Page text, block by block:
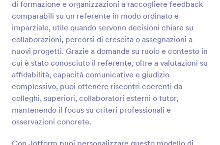
di formazione e organizzazioni a raccogliere feedback
comparabili su un referente in modo ordinato e
imparziale, utile quando servono decisioni chiare su
collaborazioni, percorsi di crescita o assegnazioni a
nuovi progetti. Grazie a domande su ruolo e contesto in
cui è stato conosciuto il referente, oltre a valutazioni su
affidabilità, capacità comunicative e giudizio
complessivo, puoi ottenere riscontri coerenti da
colleghi, superiori, collaboratori esterni o tutor,
mantenendo il focus su criteri professionali e
osservazioni concrete.
Con Jotform puoi personalizzare questo modello di
Anteprima